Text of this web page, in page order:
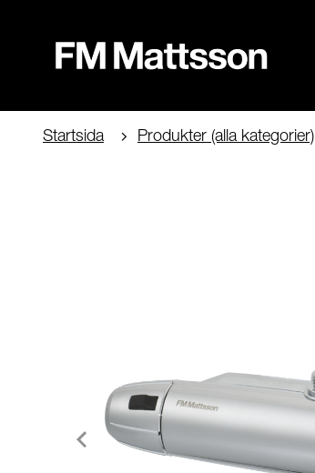
Startsida Produkter (alla kategorier)